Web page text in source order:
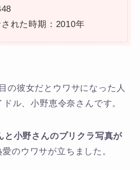
れた時期：2010年
の彼女だとウワサになった人
ル、小野恵令奈さんです。
と小野さんのプリクラ写真が
のウワサが立ちました。